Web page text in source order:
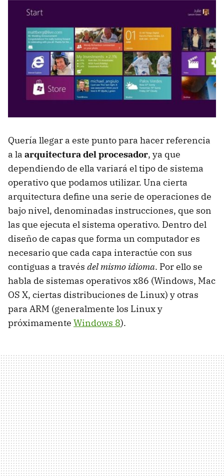
Quería llegar a este punto para hacer referencia
a la arquitectura del procesador, ya que
dependiendo de ella variará el tipo de sistema
operativo que podamos utilizar. Una cierta
arquitectura define una serie de operaciones de
bajo nivel, denominadas instrucciones, que son
las que ejecuta el sistema operativo. Dentro del
diseño de capas que forma un computador es
necesario que cada capa interactúe con sus
contiguas a través del mismo idioma. Por ello se
habla de sistemas operativos x86 (Windows, Mac
OS X, ciertas distribuciones de Linux) y otras
para ARM (generalmente los Linux y
próximamente Windows 8).